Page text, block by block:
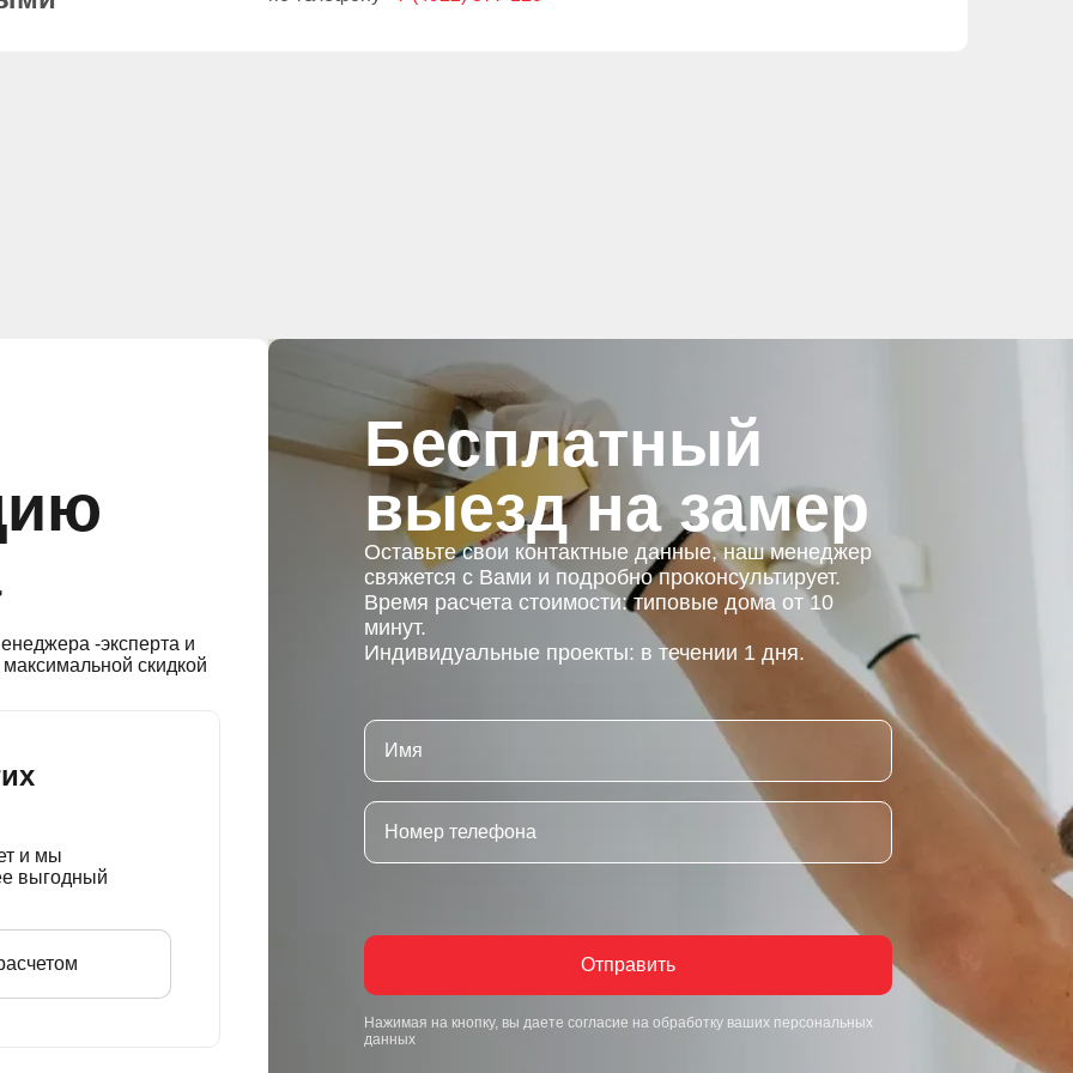
-эксперта и
скидкой
и мы
выгодный
Бесплатный
выезд на замер
Оставьте свои контактные данные, наш менеджер
свяжется с Вами и подробно проконсультирует.
Время расчета стоимости: типовые дома от 10
минут.
Индивидуальные проекты: в течении 1 дня.
Отправить
Нажимая на кнопку, вы даете согласие на обработку ваших персональных
данных